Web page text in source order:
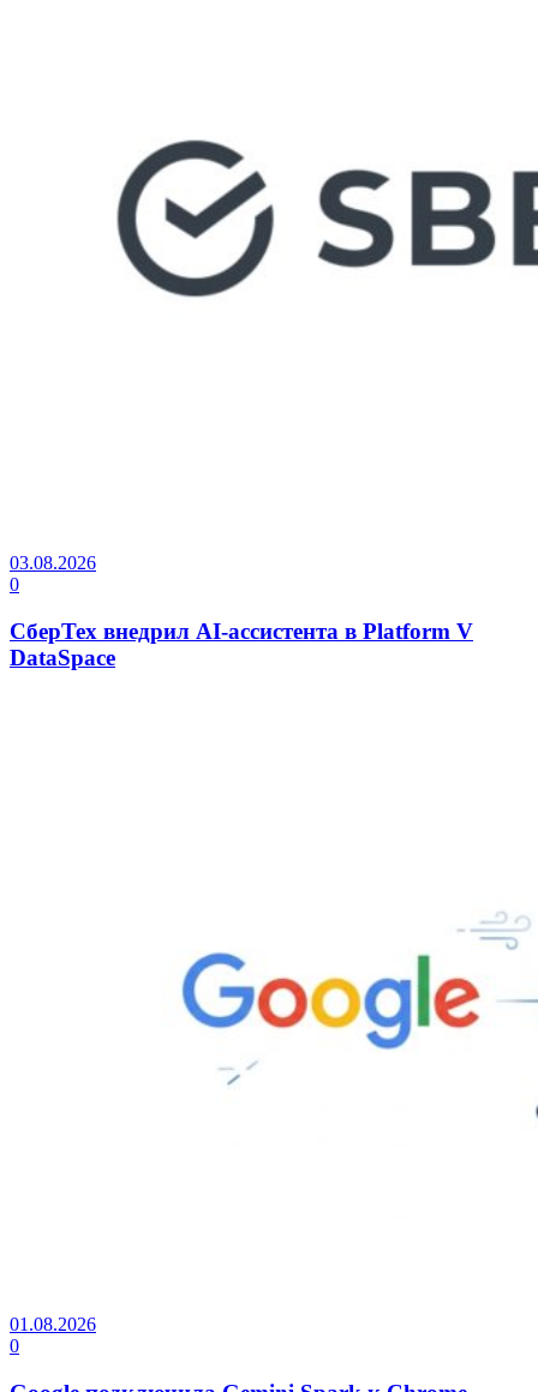
03.08.2026
0
СберТех внедрил AI-ассистента в Platform V
DataSpace
01.08.2026
0